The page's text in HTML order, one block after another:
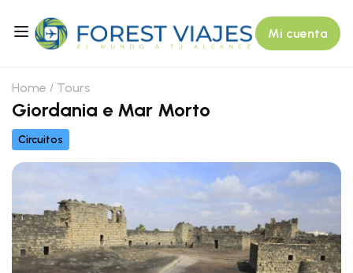
Mi cuenta
Home Tours
Giordania e Mar Morto
Circuitos